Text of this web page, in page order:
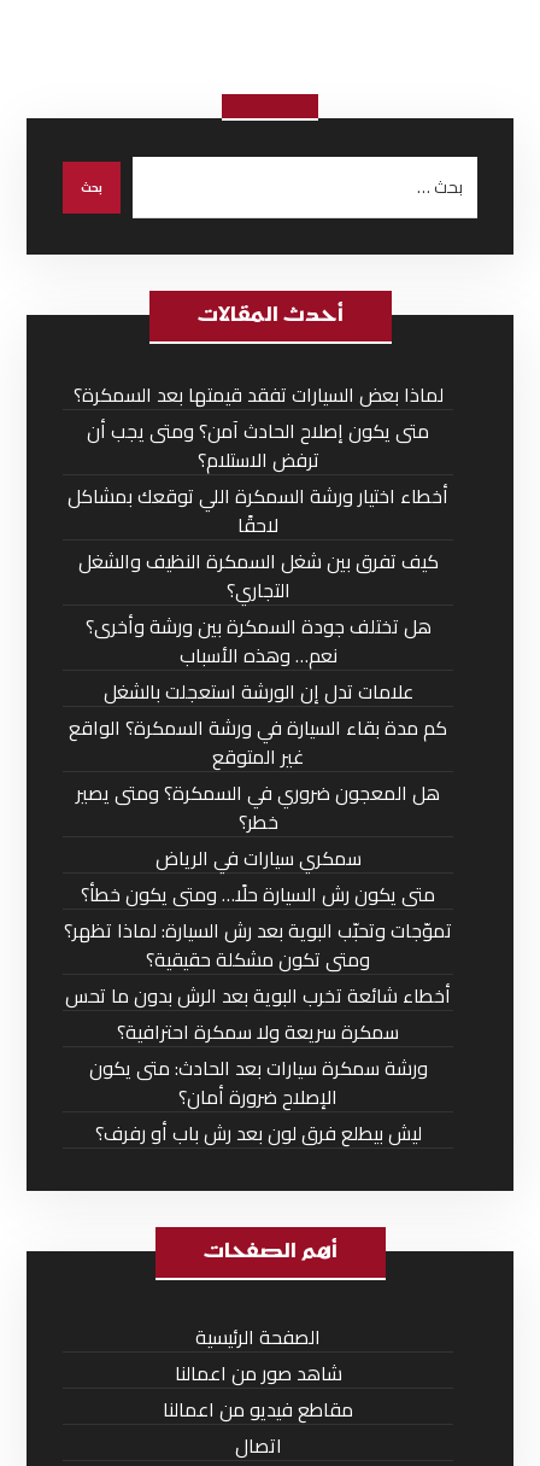
أحدث المقالات
لماذا بعض السيارات تفقد قيمتها بعد السمكرة؟
متى يكون إصلاح الحادث آمن؟ ومتى يجب أن
ترفض الاستلام؟
أخطاء اختيار ورشة السمكرة اللي توقعك بمشاكل
لاحقًا
كيف تفرق بين شغل السمكرة النظيف والشغل
التجاري؟
هل تختلف جودة السمكرة بين ورشة وأخرى؟
نعم… وهذه الأسباب
علامات تدل إن الورشة استعجلت بالشغل
كم مدة بقاء السيارة في ورشة السمكرة؟ الواقع
غير المتوقع
هل المعجون ضروري في السمكرة؟ ومتى يصير
خطر؟
سمكري سيارات في الرياض
متى يكون رش السيارة حلًا… ومتى يكون خطأ؟
تموّجات وتحبّب البوية بعد رش السيارة: لماذا تظهر؟
ومتى تكون مشكلة حقيقية؟
أخطاء شائعة تخرب البوية بعد الرش بدون ما تحس
سمكرة سريعة ولا سمكرة احترافية؟
ورشة سمكرة سيارات بعد الحادث: متى يكون
الإصلاح ضرورة أمان؟
ليش بيطلع فرق لون بعد رش باب أو رفرف؟
أهم الصفحات
الصفحة الرئيسية
شاهد صور من اعمالنا
مقاطع فيديو من اعمالنا
اتصال